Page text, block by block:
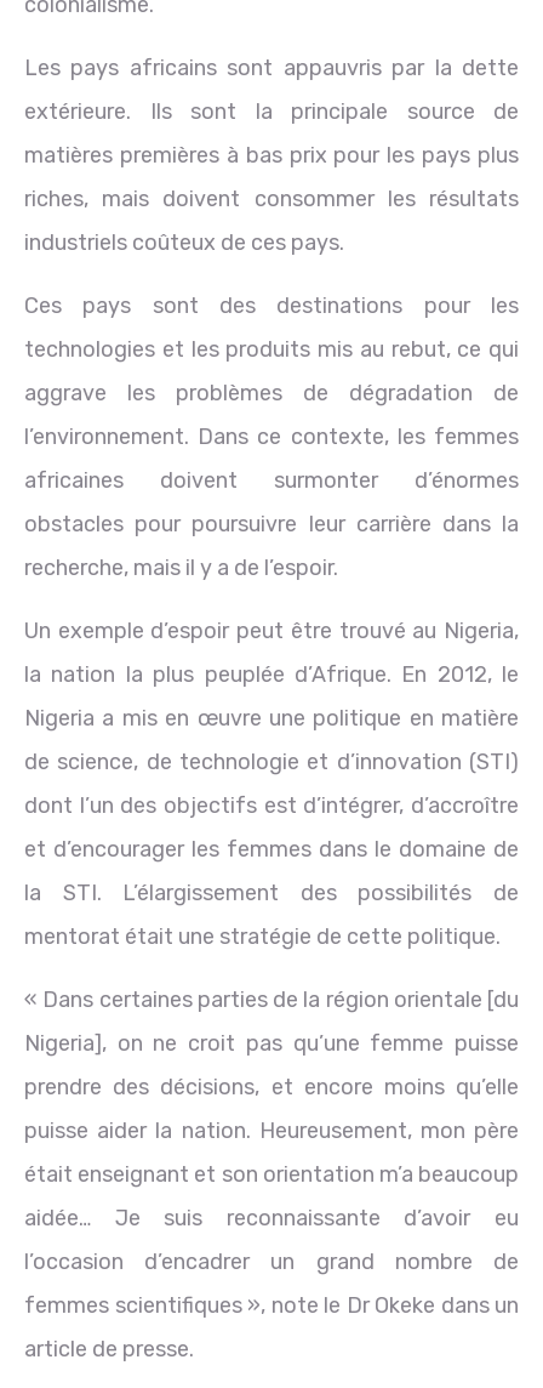
colonialisme.
Les pays africains sont appauvris par la dette
extérieure. Ils sont la principale source de
matières premières à bas prix pour les pays plus
riches, mais doivent consommer les résultats
industriels coûteux de ces pays.
Ces pays sont des destinations pour les
technologies et les produits mis au rebut, ce qui
aggrave les problèmes de dégradation de
l’environnement. Dans ce contexte, les femmes
africaines doivent surmonter d’énormes
obstacles pour poursuivre leur carrière dans la
recherche, mais il y a de l’espoir.
Un exemple d’espoir peut être trouvé au Nigeria,
la nation la plus peuplée d’Afrique. En 2012, le
Nigeria a mis en œuvre une politique en matière
de science, de technologie et d’innovation (STI)
dont l’un des objectifs est d’intégrer, d’accroître
et d’encourager les femmes dans le domaine de
la STI. L’élargissement des possibilités de
mentorat était une stratégie de cette politique.
« Dans certaines parties de la région orientale [du
Nigeria], on ne croit pas qu’une femme puisse
prendre des décisions, et encore moins qu’elle
puisse aider la nation. Heureusement, mon père
était enseignant et son orientation m’a beaucoup
aidée… Je suis reconnaissante d’avoir eu
l’occasion d’encadrer un grand nombre de
femmes scientifiques », note le Dr Okeke dans un
article de presse.